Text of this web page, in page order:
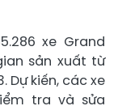
xe Grand
sản xuất từ
Dự kiến, các xe
tra và sửa